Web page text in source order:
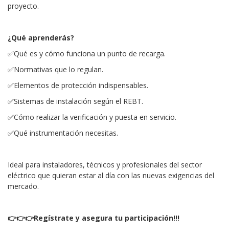
proyecto.
¿Qué aprenderás?
✅Qué es y cómo funciona un punto de recarga.
✅Normativas que lo regulan.
✅Elementos de protección indispensables.
✅Sistemas de instalación según el REBT.
✅Cómo realizar la verificación y puesta en servicio.
✅Qué instrumentación necesitas.
Ideal para instaladores, técnicos y profesionales del sector
eléctrico que quieran estar al día con las nuevas exigencias del
mercado.
👉👉👉Regístrate y asegura tu participación!!!